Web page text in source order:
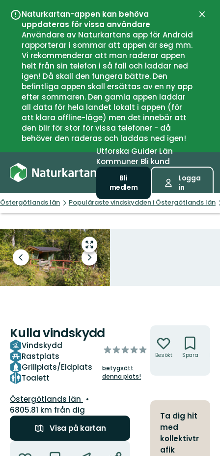
Naturkartan-appen kan behöva
uppdateras för vissa användare
Användare av Naturkartans app för Android
rapporterar i sommar att appen är seg mm.
Vi rekommenderar att man raderar appen
helt från sin telefon i så fall och laddar ned
igen! Då skall den fungera bättre. Den
befintliga appen skall ersättas av en ny app
efter sommaren. Den gamla appen laddar
all data för hela landet lokalt i appen (för
att klara offline-läge) men det innebär att
den blir för stor för vissa telefoner - då
behöver den raderas och laddas ned igen!
UtforskaGuiderLän
Kommuner Bli kund
Bli
medlem
Logga
in
Östergötlands län Populäraste vindskydden i Östergötlands län
Gå
till
helskärmsläge
Föregående
bild
Nästa
bildspel
Kulla vindskydd
Vindskydd
Rastplats
Grillplats/Eldplats
Toalett
av
stjärnor
betygsätt
denna plats!
Län:
Östergötlands län
6805.81 km från dig
Visa på kartan
Besökt Spara
Ta dig hit
med
kollektivtr
afik